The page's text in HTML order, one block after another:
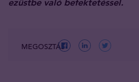
ezüstbe való befektetéssel.
MEGOSZTÁS